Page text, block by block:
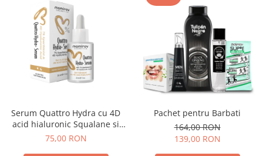
Serum Quattro Hydra cu 4D
acid hialuronic Squalane si
Ectoina Momirov 30 ml
75,00 RON
Pachet pentru Barbati
164,00 RON
139,00 RON